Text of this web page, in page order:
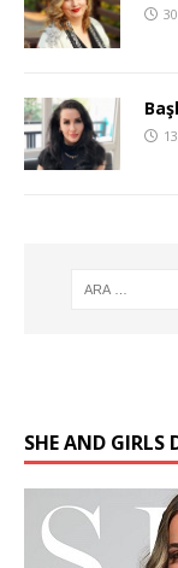
SHE AND GIRLS